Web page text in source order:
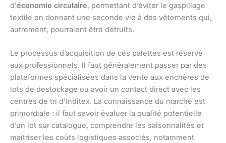
d’économie circulaire, permettant d’éviter le gaspillage
textile en donnant une seconde vie à des vêtements qui,
autrement, pourraient être détruits.
Le processus d’acquisition de ces palettes est réservé
aux professionnels. Il faut généralement passer par des
plateformes spécialisées dans la vente aux enchères de
lots de destockage ou avoir un contact direct avec les
centres de tri d’Inditex. La connaissance du marché est
primordiale : il faut savoir évaluer la qualité potentielle
d’un lot sur catalogue, comprendre les saisonnalités et
maîtriser les coûts logistiques associés, notamment